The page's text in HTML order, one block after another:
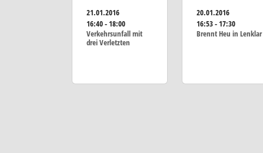
21.01.2016
16:40 - 18:00
Verkehrsunfall mit
drei Verletzten
20.01.2016
16:53 - 17:30
Brennt Heu in Lenklar